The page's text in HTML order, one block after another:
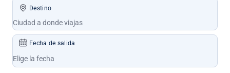
Destino
Fecha de salida